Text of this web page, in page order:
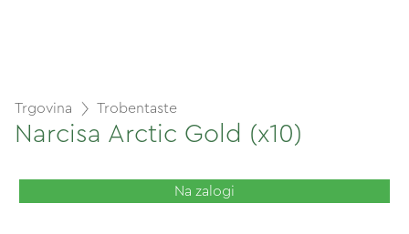
Trgovina Trobentaste
Narcisa Arctic Gold (x10)
Na zalogi